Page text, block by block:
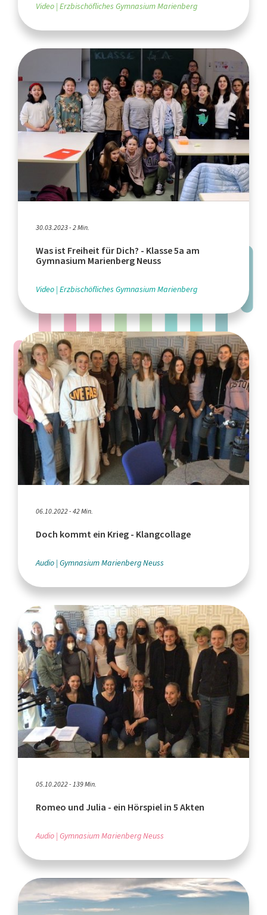
Video Erzbischöfliches Gymnasium Marienberg
30.03.2023 - 2 Min.
Was ist Freiheit für Dich? - Klasse 5a am
Gymnasium Marienberg Neuss
Video Erzbischöfliches Gymnasium Marienberg
06.10.2022 - 42 Min.
Doch kommt ein Krieg - Klangcollage
Audio Gymnasium Marienberg Neuss
05.10.2022 - 139 Min.
Romeo und Julia - ein Hörspiel in 5 Akten
Audio Gymnasium Marienberg Neuss